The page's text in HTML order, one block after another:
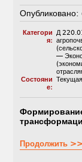
Опубликовано:
Категори
я:
Д
—
Состояни
е:
Текущая
Продолжить >>